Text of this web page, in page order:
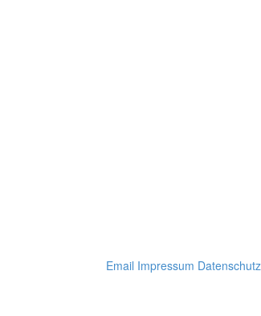
Email Impressum Datenschutz